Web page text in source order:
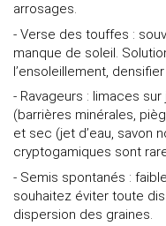
arrosages.
- Verse des touffes :
manque de soleil.
l’ensoleillement,
- Ravageurs : limaces
(barrières minérales,
et sec (jet d’eau, savon
cryptogamiques sont
- Semis spontanés :
souhaitez éviter toute
dispersion des graines.